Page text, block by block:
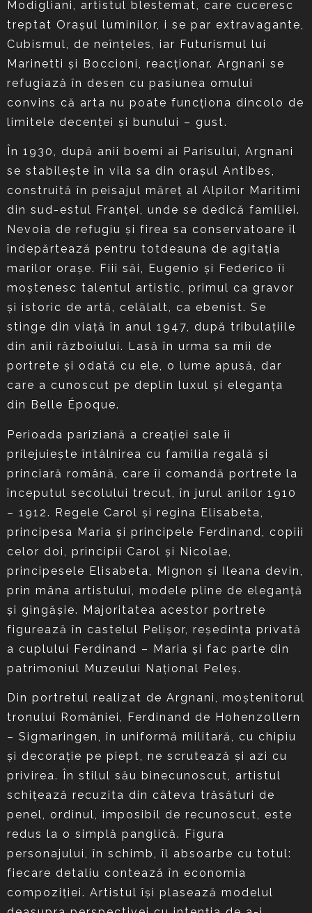
Modigliani, artistul blestemat, care cuceresc
treptat Oraşul luminilor, i se par extravagante,
Cubismul, de neînţeles, iar Futurismul lui
Marinetti şi Boccioni, reacţionar. Argnani se
refugiază în desen cu pasiunea omului
convins că arta nu poate funcţiona dincolo de
limitele decenţei şi bunului – gust.
În 1930, după anii boemi ai Parisului, Argnani
se stabileşte în vila sa din oraşul Antibes,
construită în peisajul măreţ al Alpilor Maritimi
din sud-estul Franţei, unde se dedică familiei.
Nevoia de refugiu şi firea sa conservatoare îl
îndepărtează pentru totdeauna de agitaţia
marilor oraşe. Fiii săi, Eugenio şi Federico îi
moştenesc talentul artistic, primul ca gravor
şi istoric de artă, celălalt, ca ebenist. Se
stinge din viaţă în anul 1947, după tribulaţiile
din anii războiului. Lasă în urma sa mii de
portrete şi odată cu ele, o lume apusă, dar
care a cunoscut pe deplin luxul şi eleganţa
din Belle Époque.
Perioada pariziană a creaţiei sale îi
prilejuieşte întâlnirea cu familia regală şi
princiară română, care îi comandă portrete la
începutul secolului trecut, în jurul anilor 1910
– 1912. Regele Carol şi regina Elisabeta,
principesa Maria şi principele Ferdinand, copiii
celor doi, principii Carol şi Nicolae,
principesele Elisabeta, Mignon şi Ileana devin,
prin mâna artistului, modele pline de eleganţă
şi gingăşie. Majoritatea acestor portrete
figurează în castelul Pelişor, reşedinţa privată
a cuplului Ferdinand – Maria şi fac parte din
patrimoniul Muzeului Naţional Peleş.
Din portretul realizat de Argnani, moştenitorul
tronului României, Ferdinand de Hohenzollern
– Sigmaringen, în uniformă militară, cu chipiu
şi decoraţie pe piept, ne scrutează şi azi cu
privirea. În stilul său binecunoscut, artistul
schiţează recuzita din câteva trăsături de
penel, ordinul, imposibil de recunoscut, este
redus la o simplă panglică. Figura
personajului, în schimb, îl absoarbe cu totul:
fiecare detaliu contează în economia
compoziţiei. Artistul îşi plasează modelul